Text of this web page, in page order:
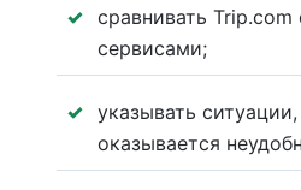
сравнивать Trip.com
сервисами;
указывать
оказывается